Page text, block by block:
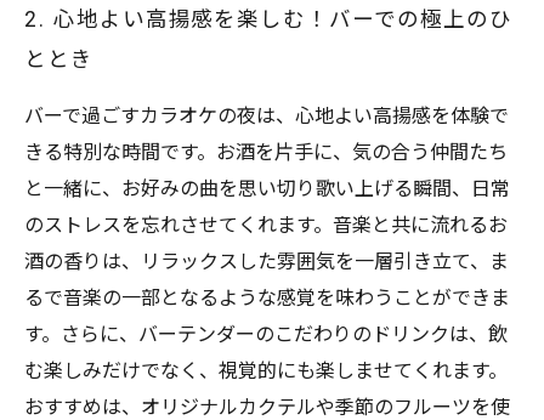
2. 心地よい高揚感を楽しむ！バーでの極上のひ
ととき
バーで過ごすカラオケの夜は、心地よい高揚感を体験で
きる特別な時間です。お酒を片手に、気の合う仲間たち
と一緒に、お好みの曲を思い切り歌い上げる瞬間、日常
のストレスを忘れさせてくれます。音楽と共に流れるお
酒の香りは、リラックスした雰囲気を一層引き立て、ま
るで音楽の一部となるような感覚を味わうことができま
す。さらに、バーテンダーのこだわりのドリンクは、飲
む楽しみだけでなく、視覚的にも楽しませてくれます。
おすすめは、オリジナルカクテルや季節のフルーツを使